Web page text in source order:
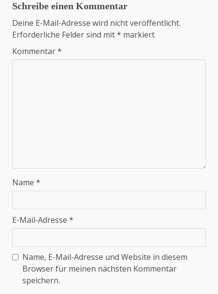
Schreibe einen Kommentar
Deine E-Mail-Adresse wird nicht veröffentlicht.
Erforderliche Felder sind mit* markiert
Kommentar*
Name *
E-Mail-Adresse *
Name, E-Mail-Adresse und Website in diesem
Browser für meinen nächsten Kommentar
speichern.